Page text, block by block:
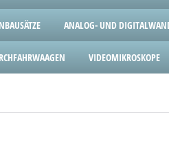
ANALOG- UND
VIDEOMIKROSKOPE